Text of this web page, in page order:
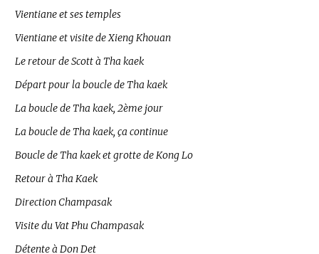
Vientiane et ses temples
Vientiane et visite de Xieng Khouan
Le retour de Scott à Tha kaek
Départ pour la boucle de Tha kaek
La boucle de Tha kaek, 2ème jour
La boucle de Tha kaek, ça continue
Boucle de Tha kaek et grotte de Kong Lo
Retour à Tha Kaek
Direction Champasak
Visite du Vat Phu Champasak
Détente à Don Det